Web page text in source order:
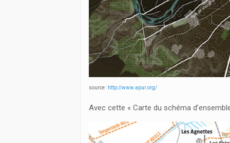
source : http://www.apur.org/
Avec cette « Carte du schéma